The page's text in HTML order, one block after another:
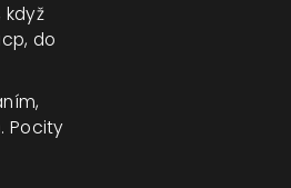
když
do
Pocity